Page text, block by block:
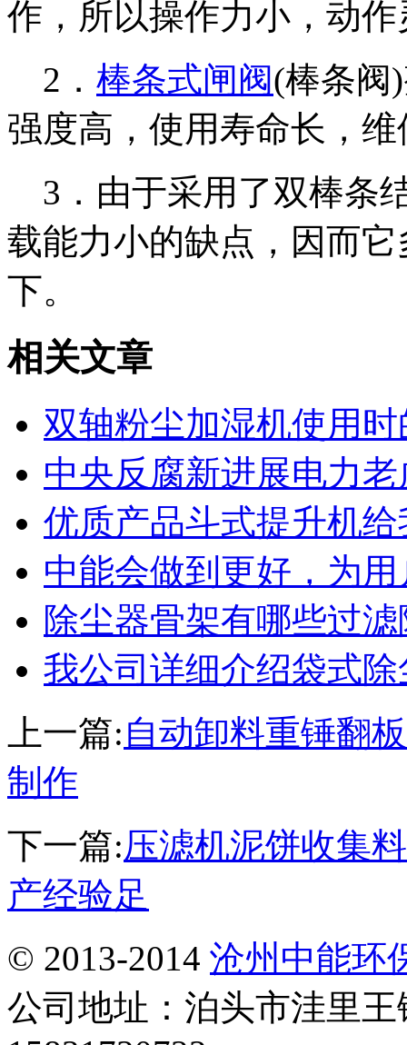
作，所以操作力小，动
2 ． 棒条式闸阀(棒条阀)
强度高，使用寿命长，
3 ．由于采用了双棒条
载能力小的缺点，因而
下。
相关文章
双轴粉尘加湿机使用
中央反腐新进展电力
优质产品斗式提升机
中能会做到更好，为
除尘器骨架有哪些过
我公司详细介绍袋式
上一篇:自动卸料重锤翻
制作
下一篇:压滤机泥饼收集
产经验足
© 2013-2014 沧州中能环
公司地址：泊头市洼里